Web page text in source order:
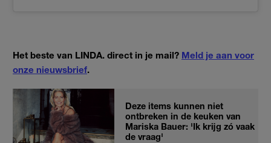
Het beste van LINDA. direct in je mail? Meld je aan voor
onze nieuwsbrief.
Deze items kunnen niet
ontbreken in de keuken van
Mariska Bauer: 'Ik krijg zó vaak
de vraag'